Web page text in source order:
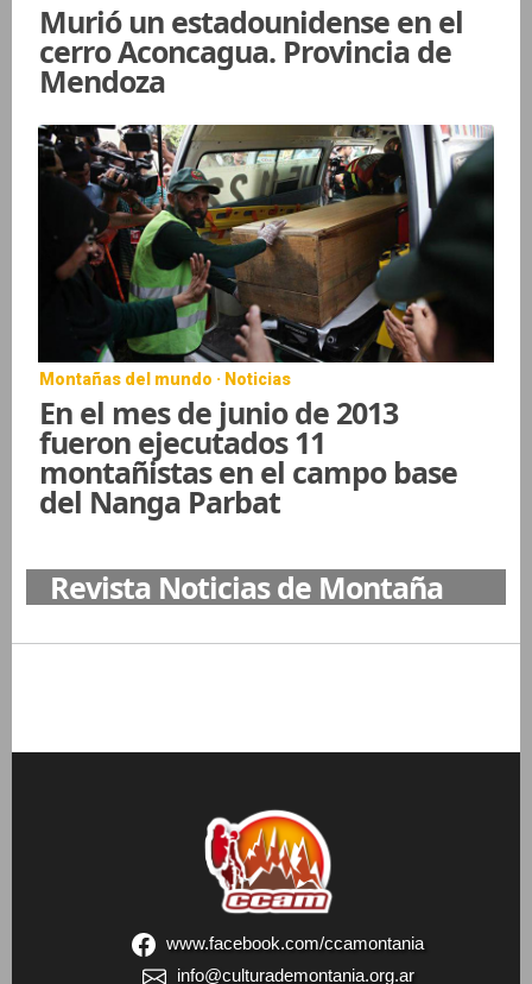
Murió un estadounidense en el
cerro Aconcagua. Provincia de
Mendoza
Montañas del mundo · Noticias
En el mes de junio de 2013
fueron ejecutados 11
montañistas en el campo base
del Nanga Parbat
Revista Noticias de Montaña
www.facebook.com/ccamontania
info@culturademontania.org.ar